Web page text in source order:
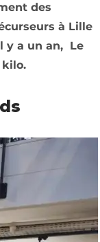
des
à Lille
y a un an, Le
kilo.